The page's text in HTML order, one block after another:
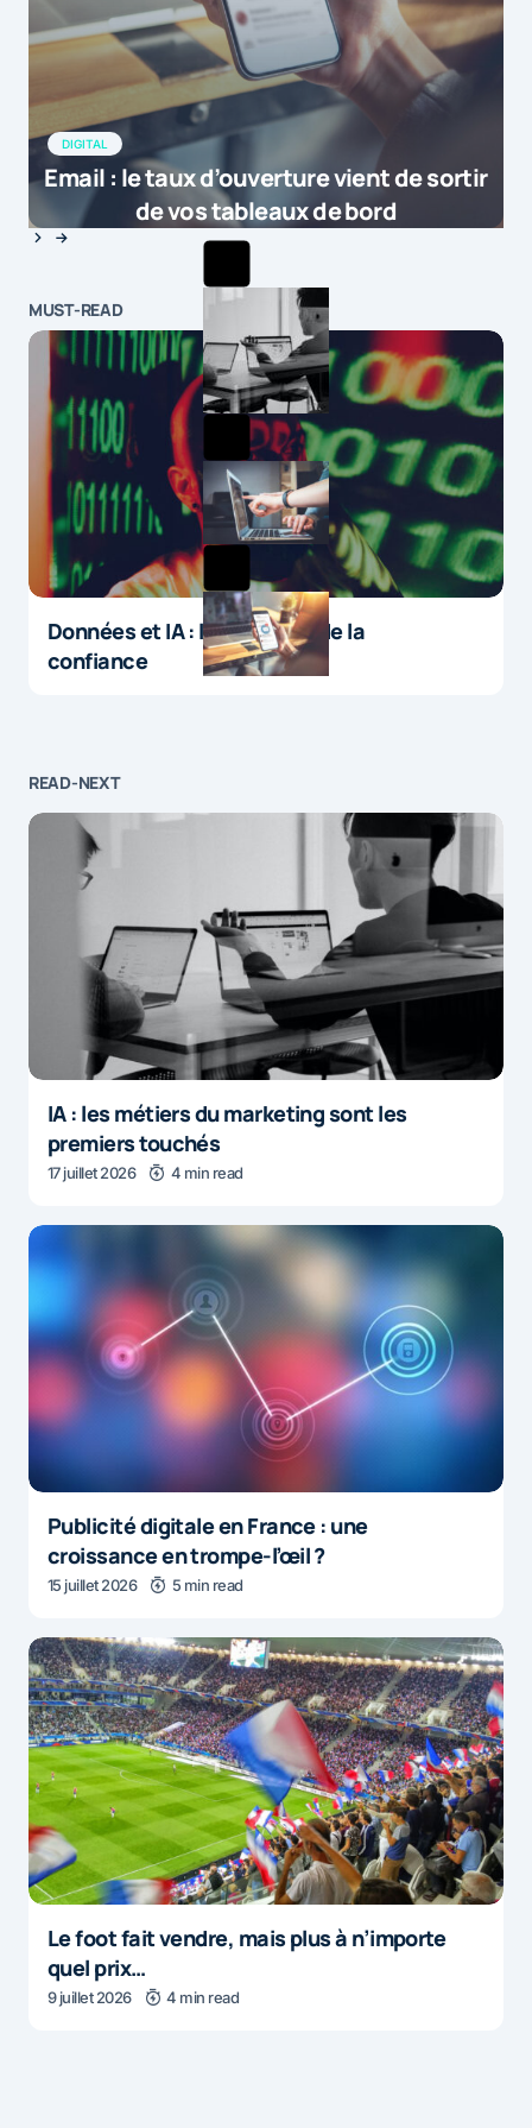
DIGITAL
Email : le taux d’ouverture vient de sortir
de vos tableaux de bord
MUST-READ
Données et IA : le paradoxe de la
confiance
READ-NEXT
IA : les métiers du marketing sont les
premiers touchés
17 juillet 2026 4 min read
Publicité digitale en France : une
croissance en trompe-l’œil ?
15 juillet 2026 5 min read
Le foot fait vendre, mais plus à n’importe
quel prix…
9 juillet 2026 4 min read